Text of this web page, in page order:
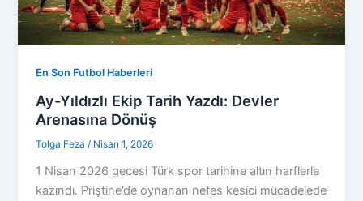
En Son Futbol Haberleri
Ay-Yıldızlı Ekip Tarih Yazdı: Devler
Arenasına Dönüş
Tolga Feza/ Nisan 1, 2026
1 Nisan 2026 gecesi Türk spor tarihine altın harflerle
kazındı. Priştine’de oynanan nefes kesici mücadelede